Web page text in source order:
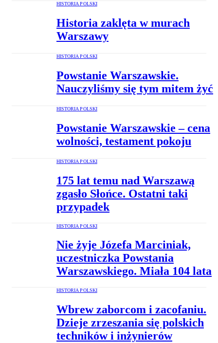
HISTORIA POLSKI
Historia zaklęta w murach
Warszawy
HISTORIA POLSKI
Powstanie Warszawskie.
Nauczyliśmy się tym mitem żyć
HISTORIA POLSKI
Powstanie Warszawskie – cena
wolności, testament pokoju
HISTORIA POLSKI
175 lat temu nad Warszawą
zgasło Słońce. Ostatni taki
przypadek
HISTORIA POLSKI
Nie żyje Józefa Marciniak,
uczestniczka Powstania
Warszawskiego. Miała 104 lata
HISTORIA POLSKI
Wbrew zaborcom i zacofaniu.
Dzieje zrzeszania się polskich
techników i inżynierów